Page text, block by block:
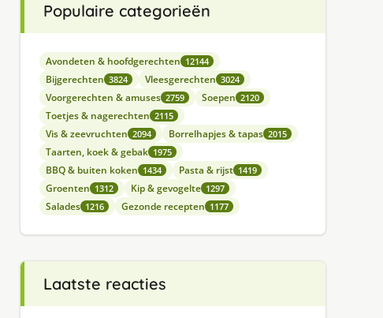
Populaire categorieën
Avondeten & hoofdgerechten 12144
Bijgerechten 3824 Vleesgerechten 3024
Voorgerechten & amuses 2759 Soepen 2120
Toetjes & nagerechten 2115
Vis & zeevruchten 2094 Borrelhapjes & tapas 2015
Taarten, koek & gebak 1975
BBQ & buiten koken 1434 Pasta & rijst 1419
Groenten 1312 Kip & gevogelte 1297
Salades 1216 Gezonde recepten 1177
Laatste reacties